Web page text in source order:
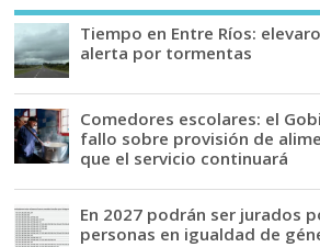
Tiempo en Entre Ríos:
alerta por tormentas
Comedores escolares: el
fallo sobre provisión de
que el servicio continuará
En 2027 podrán ser jurados
personas en igualdad de